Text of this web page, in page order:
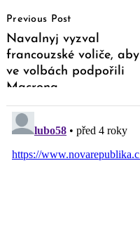
Navigation
Previous Post
Navalnyj vyzval
francouzské voliče, aby
ve volbách podpořili
Macrona